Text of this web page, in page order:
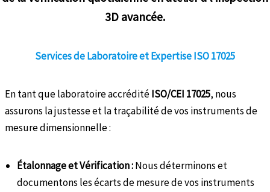
3D avancée.
Services de Laboratoire et Expertise ISO 17025
En tant que laboratoire accréditéISO/CEI 17025, nous
assurons la justesse et la traçabilité de vos instruments de
mesure dimensionnelle :
Étalonnage et Vérification :Nous déterminons et
documentons les écarts de mesure de vos instruments